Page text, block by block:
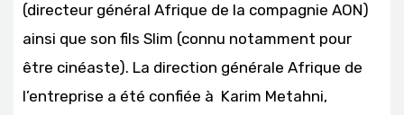
(directeur général Afrique de la compagnie AON)
ainsi que son fils Slim (connu notamment pour
être cinéaste). La direction générale Afrique de
l’entreprise a été confiée à Karim Metahni,